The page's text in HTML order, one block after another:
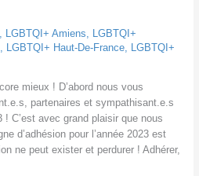
LGBTQI+ Amiens, LGBTQI+
, LGBTQI+ Haut-De-France, LGBTQI+
mieux ! D’abord nous vous
partenaires et sympathisant.e.s
C’est avec grand plaisir que nous
d’adhésion pour l’année 2023 est
ne peut exister et perdurer ! Adhérer,